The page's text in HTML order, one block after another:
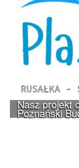
Nasz projekt
Poznański